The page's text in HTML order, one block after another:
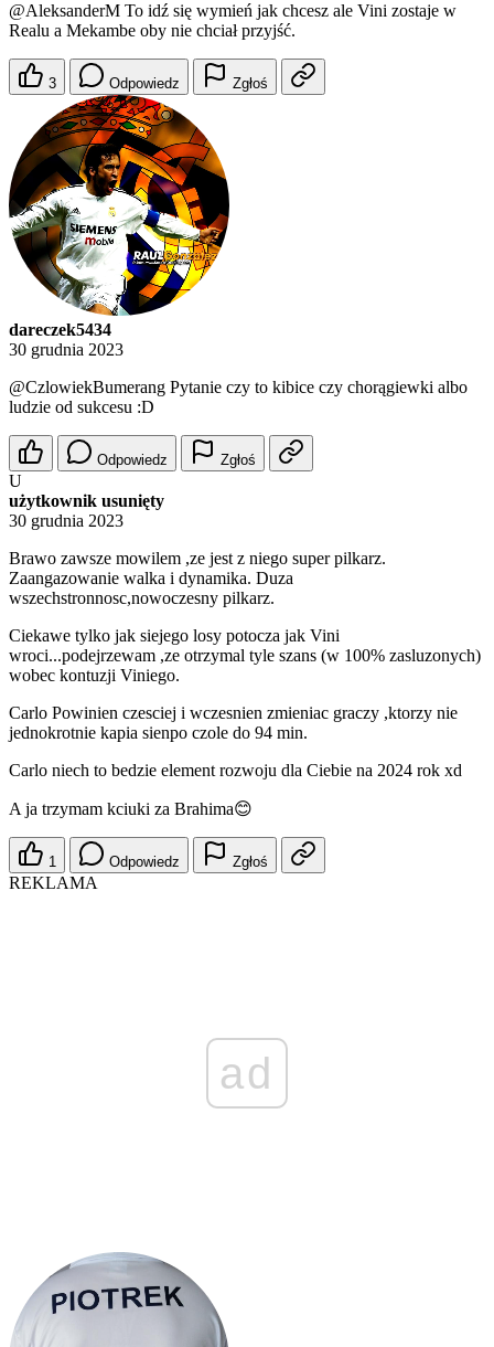
@AleksanderM To idź się wymień jak chcesz ale Vini zostaje w
Realu a Mekambe oby nie chciał przyjść.
3 Odpowiedz Zgłoś
dareczek5434
30 grudnia 2023
@CzlowiekBumerang Pytanie czy to kibice czy chorągiewki albo
ludzie od sukcesu :D
Odpowiedz Zgłoś
U
użytkownik usunięty
30 grudnia 2023
Brawo zawsze mowilem ,ze jest z niego super pilkarz.
Zaangazowanie walka i dynamika. Duza
wszechstronnosc,nowoczesny pilkarz.
Ciekawe tylko jak siejego losy potocza jak Vini
wroci...podejrzewam ,ze otrzymal tyle szans (w 100% zasluzonych)
wobec kontuzji Viniego.
Carlo Powinien czesciej i wczesnien zmieniac graczy ,ktorzy nie
jednokrotnie kapia sienpo czole do 94 min.
Carlo niech to bedzie element rozwoju dla Ciebie na 2024 rok xd
A ja trzymam kciuki za Brahima😊
1 Odpowiedz Zgłoś
REKLAMA
ad